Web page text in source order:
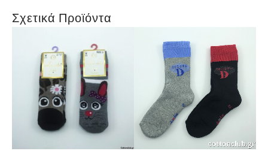
Σχετικά Προϊόντα